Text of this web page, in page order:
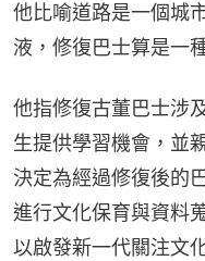
他比喻道路是一個城
液，修復巴士算是一
他指修復古董巴士涉
生提供學習機會，並
決定為經過修復後的
進行文化保育與資料
以啟發新一代關注文